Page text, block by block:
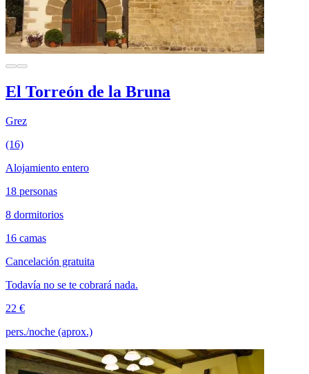
El Torreón de la Bruna
Grez
(16)
Alojamiento entero
18 personas
8 dormitorios
16 camas
Cancelación gratuita
Todavía no se te cobrará nada.
22 €
pers./noche (aprox.)